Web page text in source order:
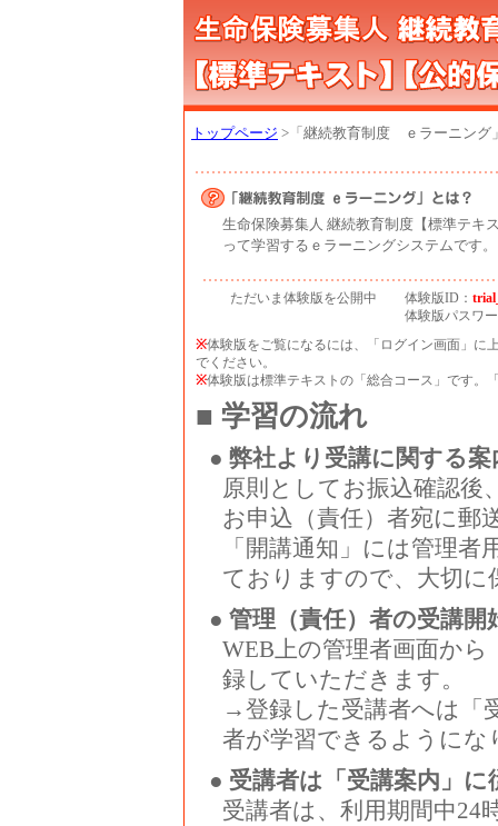
トップページ >「継続教育制度 ｅラーニング
生命保険募集人 継続教育制度【標準テキ
って学習するｅラーニングシステムです。
ただいま体験版を公開中 体験版ID：
体験版パスワ
※体験版をご覧になるには、「ログイン画面」に
でください。
※体験版は標準テキストの「総合コース」です。
■ 学習の流れ
● 弊社より受講に関する案
原則としてお振込確認後
お申込（責任）者宛に郵
「開講通知」には管理
ておりますので、大切に
● 管理（責任）者の受講開
WEB上の管理者画面か
録していただきます。
→登録した受講者へは「
者が学習できるようにな
● 受講者は「受講案内」
受講者は、利用期間中24